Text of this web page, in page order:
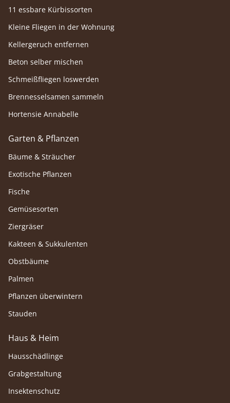
11 essbare Kürbissorten
Kleine Fliegen in der Wohnung
Kellergeruch entfernen
Beton selber mischen
Schmeißfliegen loswerden
Brennesselsamen sammeln
Hortensie Annabelle
Garten & Pflanzen
Bäume & Sträucher
Exotische Pflanzen
Fische
Gemüsesorten
Ziergräser
Kakteen & Sukkulenten
Obstbäume
Palmen
Pflanzen überwintern
Stauden
Haus & Heim
Hausschädlinge
Grabgestaltung
Insektenschutz